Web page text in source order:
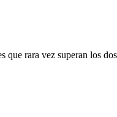
rara vez superan los